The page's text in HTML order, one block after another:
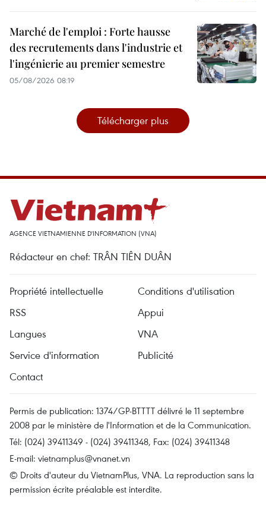
Marché de l'emploi : Forte hausse
des recrutements dans l'industrie et
l'ingénierie au premier semestre
05/08/2026 08:19
Télécharger plus
AGENCE VIETNAMIENNE D'INFORMATION (VNA)
Rédacteur en chef: TRÂN TIÊN DUÂN
Propriété intellectuelle
Conditions d'utilisation
RSS
Appui
Langues
VNA
Service d'information
Publicité
Contact
Permis de publication: 1374/GP-BTTTT délivré le 11 septembre
2008 par le ministère de l'Information et de la Communication.
Tél: (024) 39411349 - (024) 39411348, Fax: (024) 39411348
E-mail: vietnamplus@vnanet.vn
© Droits d'auteur du VietnamPlus, VNA. La reproduction sans la
permission écrite préalable est interdite.